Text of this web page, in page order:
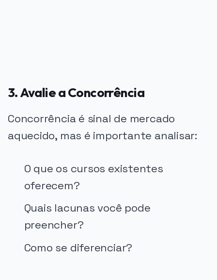
3. Avalie a Concorrência
Concorrência é sinal de mercado
aquecido, mas é importante analisar:
O que os cursos existentes
oferecem?
Quais lacunas você pode
preencher?
Como se diferenciar?